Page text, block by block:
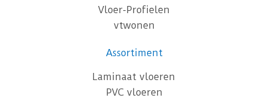
Vloer-Profielen
vtwonen
Assortiment
Laminaat vloeren
PVC vloeren